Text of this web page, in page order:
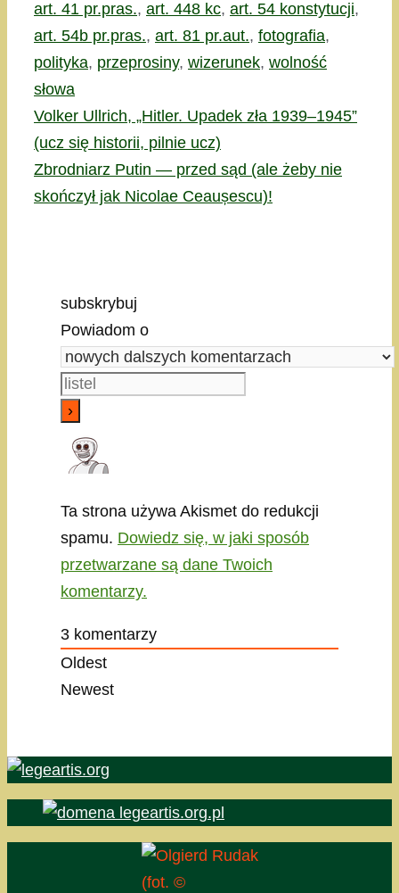
art. 41 pr.pras., art. 448 kc, art. 54 konstytucji,
art. 54b pr.pras., art. 81 pr.aut., fotografia,
polityka, przeprosiny, wizerunek, wolność
słowa
Volker Ullrich, „Hitler. Upadek zła 1939–1945”
(ucz się historii, pilnie ucz)
Zbrodniarz Putin — przed sąd (ale żeby nie
skończył jak Nicolae Ceaușescu)!
subskrybuj
Powiadom o
Ta strona używa Akismet do redukcji
spamu. Dowiedz się, w jaki sposób
przetwarzane są dane Twoich
komentarzy.
3 komentarzy
Oldest
Newest
(fot. ©